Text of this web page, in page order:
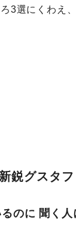
3選にくわえ
鋭グスタ
のに 聞く